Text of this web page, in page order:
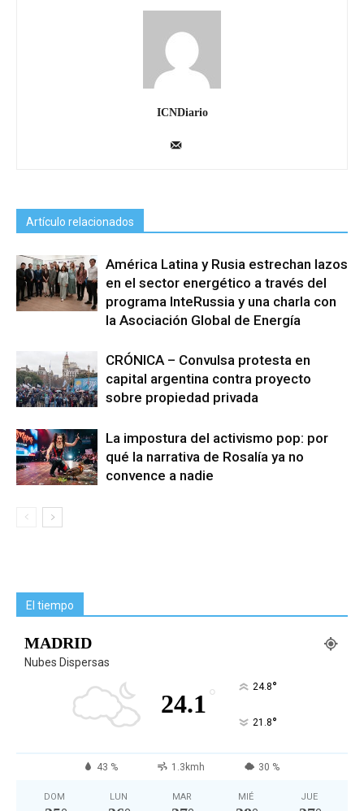
ICNDiario
Artículo relacionados
América Latina y Rusia estrechan lazos
en el sector energético a través del
programa InteRussia y una charla con
la Asociación Global de Energía
CRÓNICA – Convulsa protesta en
capital argentina contra proyecto
sobre propiedad privada
La impostura del activismo pop: por
qué la narrativa de Rosalía ya no
convence a nadie
El tiempo
MADRID
Nubes Dispersas
24.1 ° 24.8°
21.8°
43 % 1.3kmh 30 %
DOM LUN MAR MIÉ JUE